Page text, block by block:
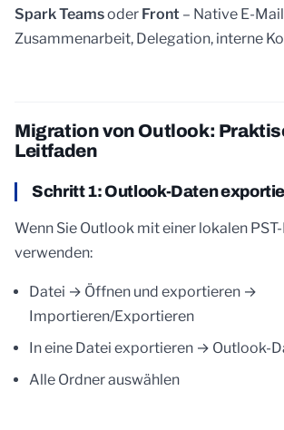
Spark Teamsoder Front – Native E-
Zusammenarbeit, Delegation, interne
Migration von Outlook:
Leitfaden
Schritt 1: Outlook-Daten
Wenn Sie Outlook mit einer lokalen
verwenden:
Datei → Öffnen und exportieren →
Importieren/Exportieren
In eine Datei exportieren → Outlook-
Alle Ordner auswählen